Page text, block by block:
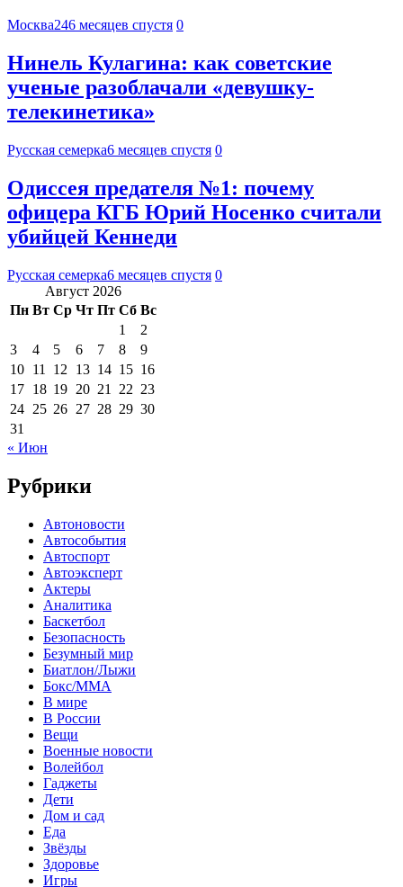
Москва246 месяцев спустя 0
Нинель Кулагина: как советские
ученые разоблачали «девушку-
телекинетика»
Русская семерка6 месяцев спустя 0
Одиссея предателя №1: почему
офицера КГБ Юрий Носенко считали
убийцей Кеннеди
Русская семерка6 месяцев спустя 0
Август 2026
Пн Вт Ср Чт Пт Сб Вс
1
2
3
4 5 6 7 8
9
10 11 12 13 14 15 16
17 18 19 20 21 22 23
24 25 26 27 28 29 30
31
« Июн
Рубрики
Автоновости
Автособытия
Автоспорт
Автоэксперт
Актеры
Аналитика
Баскетбол
Безопасность
Безумный мир
Биатлон/Лыжи
Бокс/MMA
В мире
В России
Вещи
Военные новости
Волейбол
Гаджеты
Дети
Дом и сад
Еда
Звёзды
Здоровье
Игры